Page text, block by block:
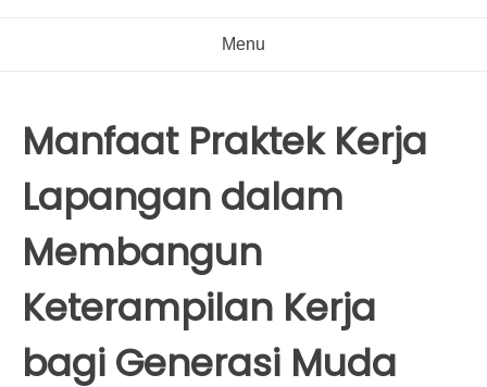
Menu
Manfaat Praktek Kerja
Lapangan dalam
Membangun
Keterampilan Kerja
bagi Generasi Muda